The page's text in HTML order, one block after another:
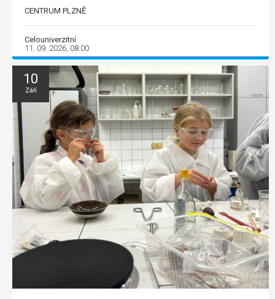
CENTRUM PLZNĚ
Celouniverzitní
11. 09. 2026, 08:00
10
Září